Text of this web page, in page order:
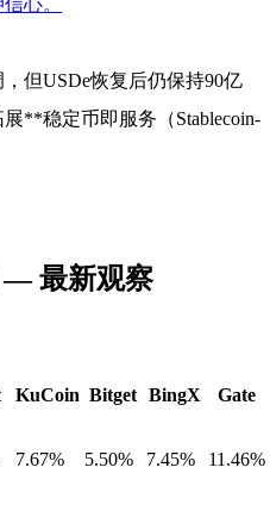
但USDe恢复后仍保持90亿
展**稳定币即服务（Stablecoin-
— 最新观察
KuCoin Bitget BingX Gate
7.67% 5.50% 7.45% 11.46%